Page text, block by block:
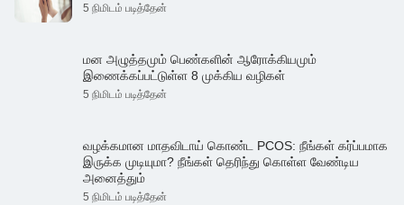
5 நிமிடம் படித்தேன்
மன அழுத்தமும் பெண்களின் ஆரோக்கியமும்
இணைக்கப்பட்டுள்ள 8 முக்கிய வழிகள்
5 நிமிடம் படித்தேன்
வழக்கமான மாதவிடாய் கொண்ட PCOS: நீங்கள் கர்ப்பமாக
இருக்க முடியுமா? நீங்கள் தெரிந்து கொள்ள வேண்டிய
அனைத்தும்
5 நிமிடம் படித்தேன்